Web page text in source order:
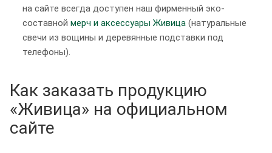
на сайте всегда доступен наш фирменный эко-
составной мерч и аксессуары Живица (натуральные
свечи из вощины и деревянные подставки под
телефоны).
Как заказать продукцию
«Живица» на официальном
сайте